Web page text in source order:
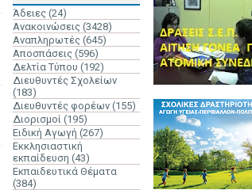
Άδειες (24)
Ανακοινώσεις (3428)
Αναπληρωτές (645)
Αποσπάσεις (596)
Δελτία Τύπου (192)
Διευθυντές Σχολείων
(183)
Διευθυντές φορέων (155)
Διορισμοί (195)
Ειδική Αγωγή (267)
Εκκλησιαστική
εκπαίδευση (43)
Εκπαιδευτικά Θέματα
(384)